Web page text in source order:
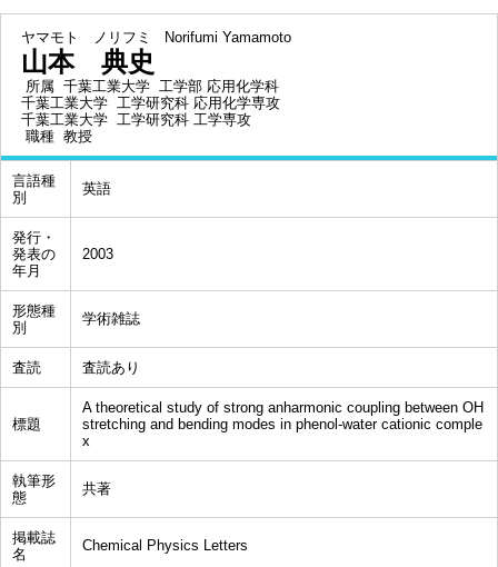
ヤマモト ノリフミ Norifumi Yamamoto
山本 典史
所属 千葉工業大学 工学部 応用化学科
千葉工業大学 工学研究科 応用化学専攻
千葉工業大学 工学研究科 工学専攻
職種 教授
言語種
別
英語
発行・
発表の
年月
2003
形態種
別
学術雑誌
査読 査読あり
標題
A theoretical study of strong anharmonic coupling between OH
stretching and bending modes in phenol-water cationic comple
x
執筆形
態
共著
掲載誌
名
Chemical Physics Letters